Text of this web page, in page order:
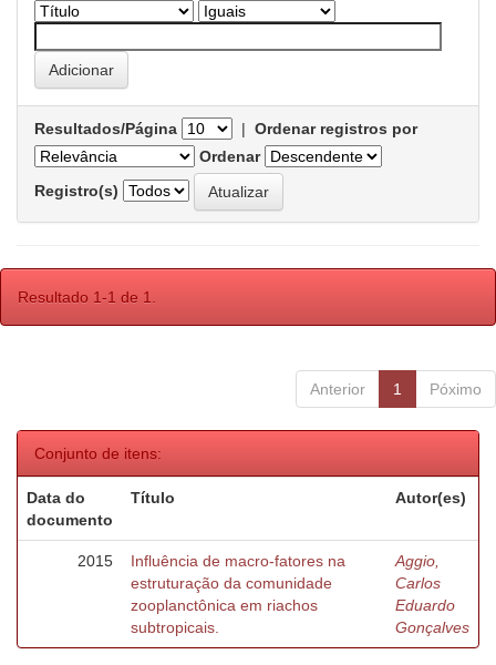
Resultados/Página | Ordenar registros por
Ordenar
Registro(s)
Resultado 1-1 de 1.
Anterior 1 Póximo
Conjunto de itens:
Data do
documento
Título Autor(es)
2015
Influência de macro-fatores na
estruturação da comunidade
zooplanctônica em riachos
subtropicais.
Aggio,
Carlos
Eduardo
Gonçalves